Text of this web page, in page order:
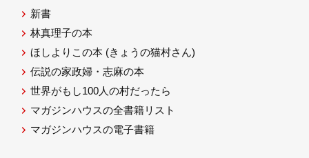
新書
林真理子の本
ほしよりこの本 (きょうの猫村さん)
伝説の家政婦・志麻の本
世界がもし100人の村だったら
マガジンハウスの全書籍リスト
マガジンハウスの電子書籍